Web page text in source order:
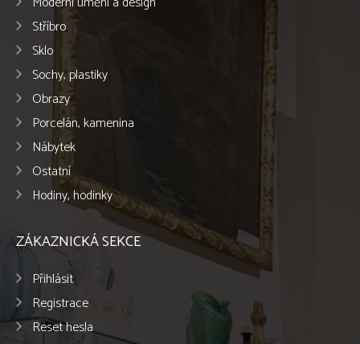
Stříbro
Sklo
Sochy, plastiky
Obrazy
Porcelán, kamenina
Nábytek
Ostatní
Hodiny, hodinky
ZÁKAZNICKÁ SEKCE
Přihlásit
Registrace
Reset hesla